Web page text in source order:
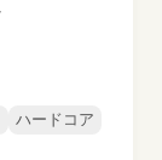
ハードコア